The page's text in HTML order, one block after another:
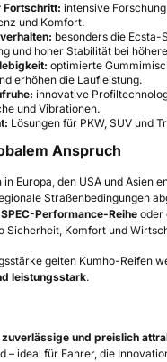
Fortschritt: intensive
und Komfort.
besonders die
und hoher Stabilität bei
optimierte
erhöhen die Laufleistung.
innovative
und Vibrationen.
Lösungen für PKW, SUV und
Anspruch
Europa, den USA und Asien
Straßenbedingungen
Performance-Reihe oder
Sicherheit, Komfort und
gelten Kumho-Reifen
leistungsstark.
und preislich
– ideal für Fahrer, die